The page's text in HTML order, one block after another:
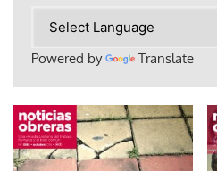
Powered by Translate